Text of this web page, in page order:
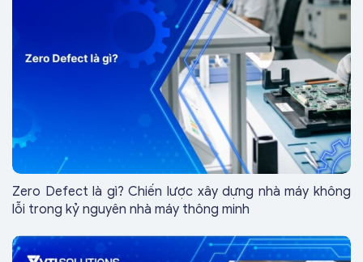
Zero Defect là gì? Chiến lược xây dựng nhà máy không
lỗi trong kỷ nguyên nhà máy thông minh